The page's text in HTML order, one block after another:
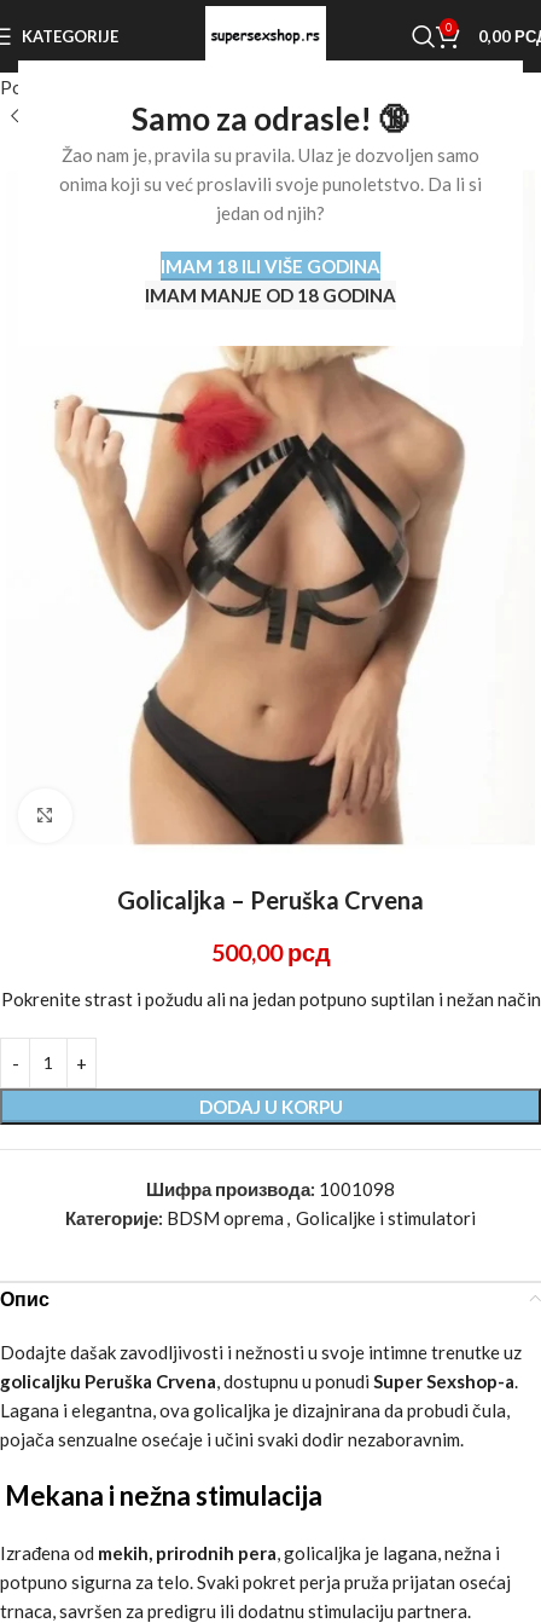
Samo za odrasle! 🔞
Žao nam je, pravila su pravila. Ulaz je dozvoljen samo
onima koji su već proslavili svoje punoletstvo. Da li si
jedan od njih?
IMAM 18 ILI VIŠE GODINA
IMAM MANJE OD 18 GODINA
KATEGORIJE 0 0,00
Početna stranica
Golicaljka – Peruška Crvena
500,00рсд
Pokrenite strast i požudu ali na jedan potpuno suptilan i nežan način
DODAJ U KORPU
Шифра производа: 1001098
Категорије: BDSM oprema , Golicaljke i stimulatori
Опис
Dodajte dašak zavodljivosti i nežnosti u svoje intimne trenutke uz
golicaljku Peruška Crvena, dostupnu u ponudi Super Sexshop-a.
Lagana i elegantna, ova golicaljka je dizajnirana da probudi čula,
pojača senzualne osećaje i učini svaki dodir nezaboravnim.
Mekana i nežna stimulacija
Izrađena od mekih, prirodnih pera, golicaljka je lagana, nežna i
potpuno sigurna za telo. Svaki pokret perja pruža prijatan osećaj
trnaca, savršen za predigru ili dodatnu stimulaciju partnera.